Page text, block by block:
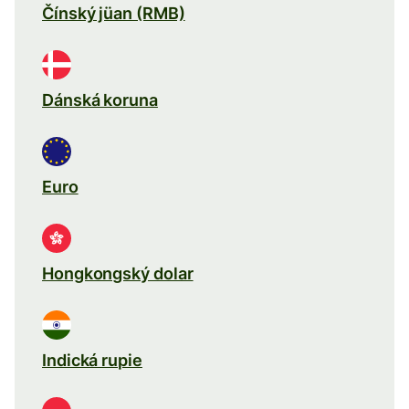
Čínský jüan (RMB)
Dánská koruna
Euro
Hongkongský dolar
Indická rupie